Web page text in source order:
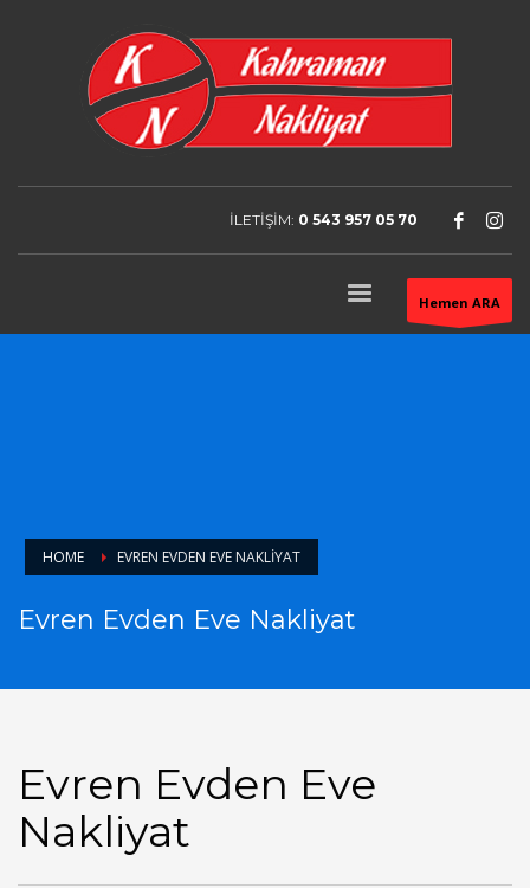
İLETİŞİM: 0 543 957 05 70
Hemen ARA
HOME EVREN EVDEN EVE NAKLIYAT
Evren Evden Eve Nakliyat
Evren Evden Eve
Nakliyat